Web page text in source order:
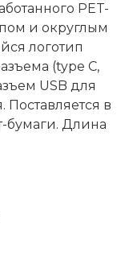
PET-
и округлым
логотип
(type C,
USB для
Поставляется в
бумаги. Длина